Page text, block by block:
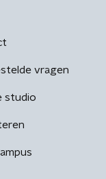
vragen
studio